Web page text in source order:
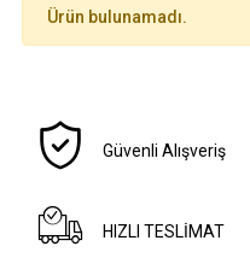
Ürün bulunamadı.
Güvenli Alışveriş
HIZLI TESLİMAT